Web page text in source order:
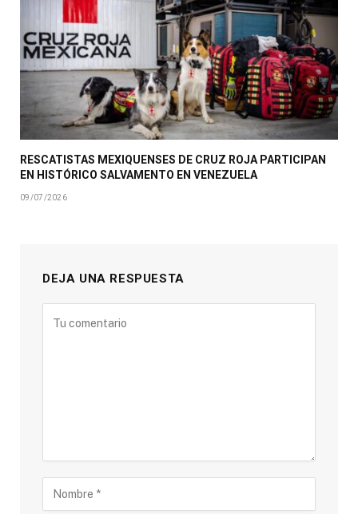
RESCATISTAS MEXIQUENSES DE CRUZ ROJA PARTICIPAN
EN HISTÓRICO SALVAMENTO EN VENEZUELA
09/07/2026
DEJA UNA RESPUESTA